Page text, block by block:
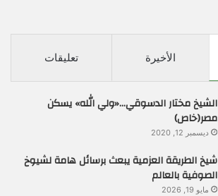
الأخيرة تعليقات
الشيخ مختار الدسوقي…«ولي الله» يسكن
مصر(خاص)
ديسمبر 12, 2020
شيخ الطريقة العزمية يبعث برسائل هامة لشيوخ
الصوفية بالعالم
مايو 19, 2026